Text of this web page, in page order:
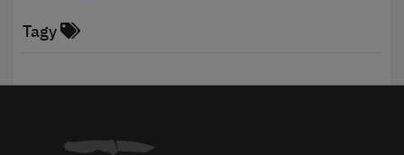
Tagy